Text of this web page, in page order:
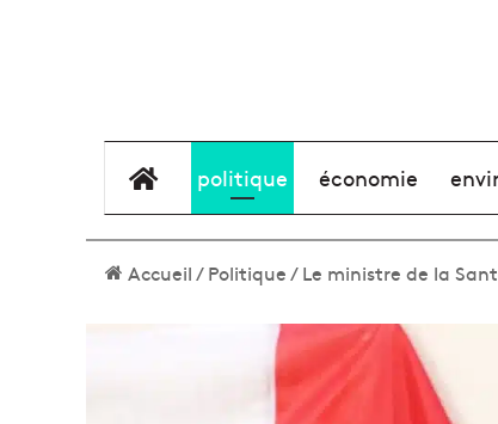
élément de menu
politique économie
Accueil/Politique/Le ministre de la